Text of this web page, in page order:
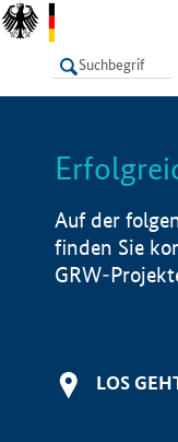
LISTE
Auf der
finden Sie
GRW-
LOS